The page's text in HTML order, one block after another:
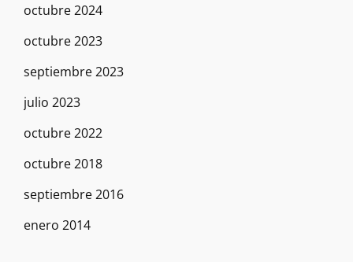
octubre 2024
octubre 2023
septiembre 2023
julio 2023
octubre 2022
octubre 2018
septiembre 2016
enero 2014